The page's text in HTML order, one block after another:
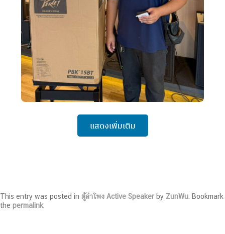
แสดงเพิ่มเติม
This entry was posted in ตู้ลำโพง Active Speaker by ZunWu. Bookmark
the permalink.